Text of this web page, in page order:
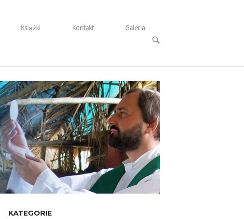
Książki Kontakt
Galeria
Open
KATEGORIE